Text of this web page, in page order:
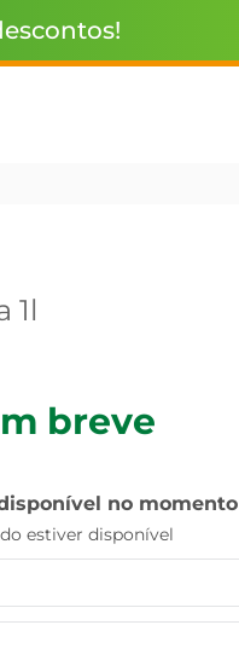
1l
breve
no momento
estiver disponível